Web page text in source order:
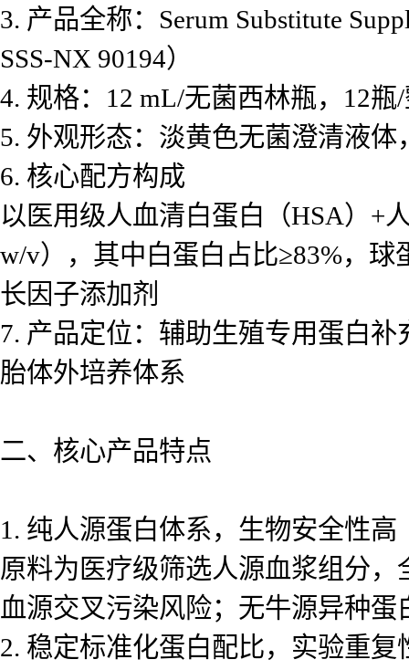
3. 产品全称：Serum Substitute
SSS-NX 90194）
4. 规格：12 mL/无菌西林瓶，12
5. 外观形态：淡黄色无菌澄清液
6. 核心配方构成
以医用级人血清白蛋白（HSA）+
w/v），其中白蛋白占比≥83%，
长因子添加剂
7. 产品定位：辅助生殖专用蛋白
胎体外培养体系
二、核心产品特点
1. 纯人源蛋白体系，生物安全性高
原料为医疗级筛选人源血浆组分
血源交叉污染风险；无牛源异种
2. 稳定标准化蛋白配比，实验重复